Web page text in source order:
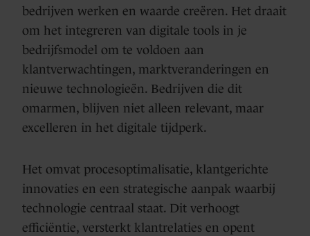
bedrijven werken en waarde creëren. Het draait
om het integreren van digitale tools in je
bedrijfsmodel om te voldoen aan
klantverwachtingen, marktveranderingen en
nieuwe technologieën. Bedrijven die dit
omarmen, blijven niet alleen relevant, maar
excelleren in het digitale tijdperk.
Het omvat procesoptimalisatie, klantgerichte
innovaties en een strategische aanpak waarbij
technologie centraal staat. Dit verhoogt
efficiëntie, versterkt klantrelaties en opent